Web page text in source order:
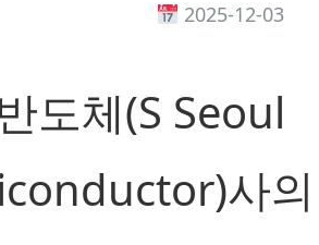
2025-12-03
도체(S Seoul
사